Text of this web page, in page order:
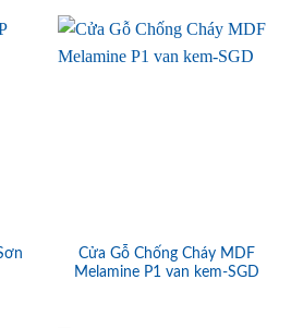
Cửa Gỗ Chống Cháy MDF
Melamine P1 van kem-SGD